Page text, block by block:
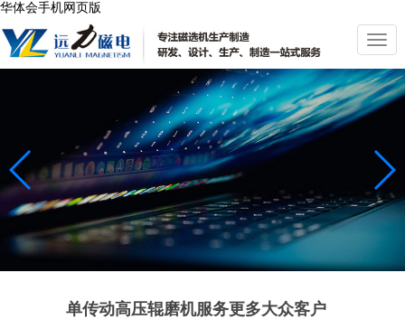
华体会手机网页版
切
换
导
航
单传动高压辊磨机服务更多大众客户